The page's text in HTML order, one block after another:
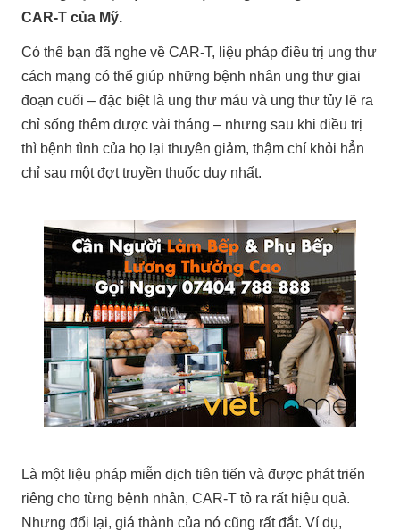
CAR-T của Mỹ.
Có thể bạn đã nghe về CAR-T, liệu pháp điều trị ung thư
cách mạng có thể giúp những bệnh nhân ung thư giai
đoạn cuối – đặc biệt là ung thư máu và ung thư tủy lẽ ra
chỉ sống thêm được vài tháng – nhưng sau khi điều trị
thì bệnh tình của họ lại thuyên giảm, thậm chí khỏi hẳn
chỉ sau một đợt truyền thuốc duy nhất.
Là một liệu pháp miễn dịch tiên tiến và được phát triển
riêng cho từng bệnh nhân, CAR-T tỏ ra rất hiệu quả.
Nhưng đổi lại, giá thành của nó cũng rất đắt. Ví dụ,